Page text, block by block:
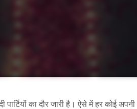
का दौर जारी है। ऐसे में हर कोई अपनी